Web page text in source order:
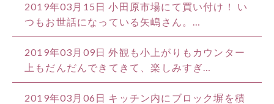
2019年03月15日 小田原市場にて買い付け！ い
つもお世話になっている矢嶋さん。…
2019年03月09日 外観も小上がりもカウンター
上もだんだんできてきて、楽しみすぎ…
2019年03月06日 キッチン内にブロック塀を積